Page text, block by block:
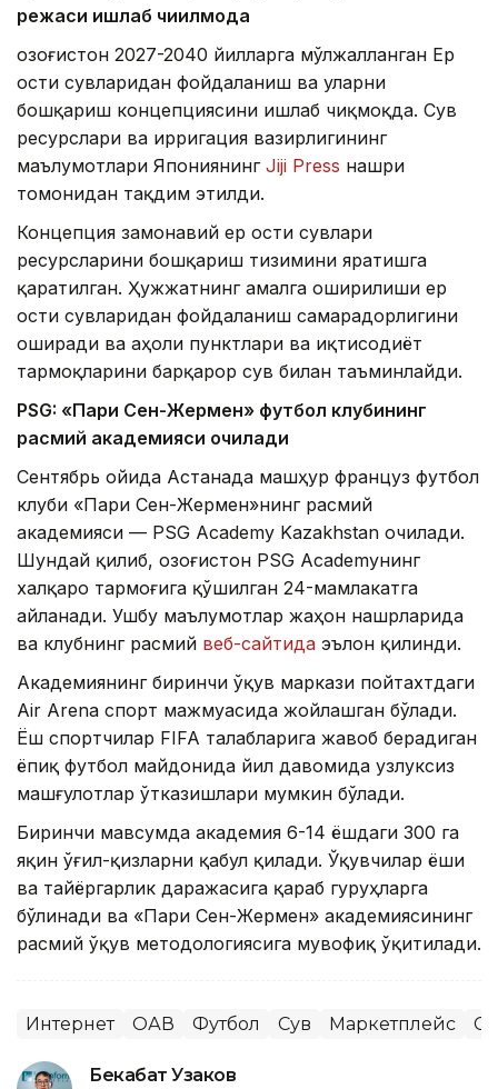
режаси ишлаб чиқилмоқда
Қозоғистон 2027-2040 йилларга мўлжалланган Ер
ости сувларидан фойдаланиш ва уларни
бошқариш концепциясини ишлаб чиқмоқда. Сув
ресурслари ва ирригация вазирлигининг
маълумотлари Япониянинг Jiji Press нашри
томонидан тақдим этилди.
Концепция замонавий ер ости сувлари
ресурсларини бошқариш тизимини яратишга
қаратилган. Ҳужжатнинг амалга оширилиши ер
ости сувларидан фойдаланиш самарадорлигини
оширади ва аҳоли пунктлари ва иқтисодиёт
тармоқларини барқарор сув билан таъминлайди.
PSG: «Пари Сен-Жермен» футбол клубининг
расмий академияси очилади
Сентябрь ойида Астанада машҳур француз футбол
клуби «Пари Сен-Жермен»нинг расмий
академияси — PSG Academy Kazakhstan очилади.
Шундай қилиб, Қозоғистон PSG Academyнинг
халқаро тармоғига қўшилган 24-мамлакатга
айланади. Ушбу маълумотлар жаҳон нашрларида
ва клубнинг расмий веб-сайтида эълон қилинди.
Академиянинг биринчи ўқув маркази пойтахтдаги
Air Arena спорт мажмуасида жойлашган бўлади.
Ёш спортчилар FIFA талабларига жавоб берадиган
ёпиқ футбол майдонида йил давомида узлуксиз
машғулотлар ўтказишлари мумкин бўлади.
Биринчи мавсумда академия 6-14 ёшдаги 300 га
яқин ўғил-қизларни қабул қилади. Ўқувчилар ёши
ва тайёргарлик даражасига қараб гуруҳларга
бўлинади ва «Пари Сен-Жермен» академиясининг
расмий ўқув методологиясига мувофиқ ўқитилади.
Интернет ОАВ Футбол Сув Маркетплейс
Бекабат Узаков